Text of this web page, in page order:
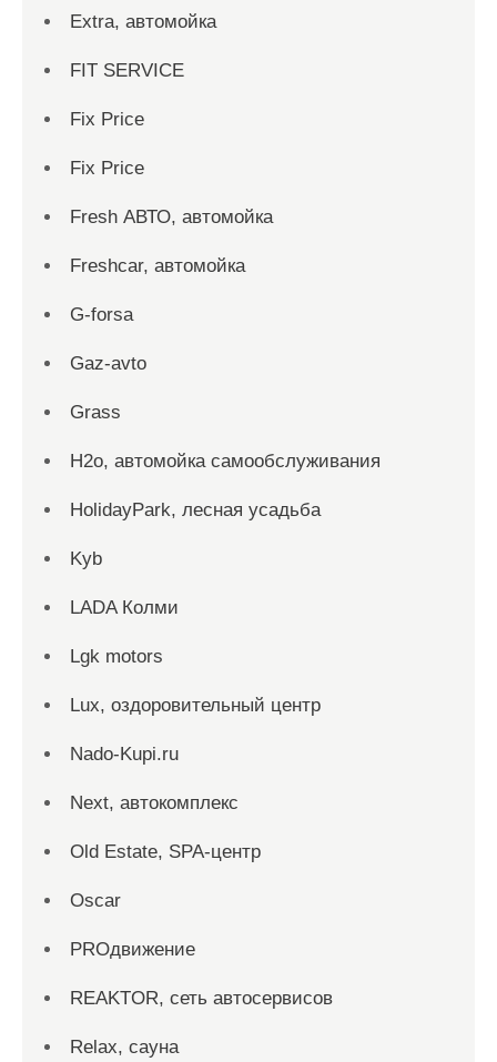
Extra, автомойка
FIT SERVICE
Fix Price
Fix Price
Fresh АВТО, автомойка
Freshcar, автомойка
G-forsa
Gaz-avto
Grass
H2o, автомойка самообслуживания
HolidayPark, лесная усадьба
Kyb
LADA Колми
Lgk motors
Lux, оздоровительный центр
Nado-Kupi.ru
Next, автокомплекс
Old Estate, SPA-центр
Oscar
PROдвижение
REAKTOR, сеть автосервисов
Relax, сауна